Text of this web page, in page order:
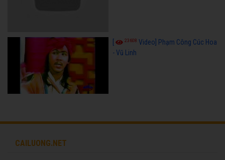
23608 Video] Phạm Công Cúc Hoa
- Vũ Linh
CAILUONG.NET